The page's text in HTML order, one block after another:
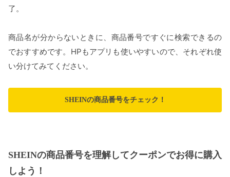
了。
商品名が分からないときに、商品番号ですぐに検索できるの
でおすすめです。HPもアプリも使いやすいので、それぞれ使
い分けてみてください。
SHEINの商品番号をチェック！
SHEINの商品番号を理解してクーポンでお得に購入
しよう！